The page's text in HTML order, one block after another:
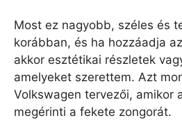
Most ez nagyobb, széles és
korábban, és ha hozzáadja
akkor esztétikai részletek
amelyeket szerettem. Azt
Volkswagen tervezői, amikor
megérinti a fekete zongorát.